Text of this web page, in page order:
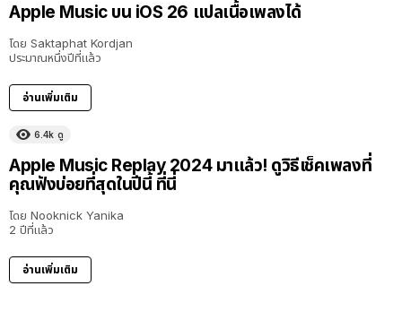
Apple Music บน iOS 26 แปลเนื้อเพลงได้
โดย Saktaphat Kordjan
ประมาณหนึ่งปีที่แล้ว
อ่านเพิ่มเติม
6.4k ดู
Apple Music Replay 2024 มาแล้ว! ดูวิธีเช็คเพลงที่
คุณฟังบ่อยที่สุดในปีนี้ ที่นี่
โดย Nooknick Yanika
2 ปีที่แล้ว
อ่านเพิ่มเติม